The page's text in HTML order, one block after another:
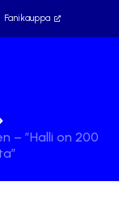
Fanikauppa
– ”Halli on 200